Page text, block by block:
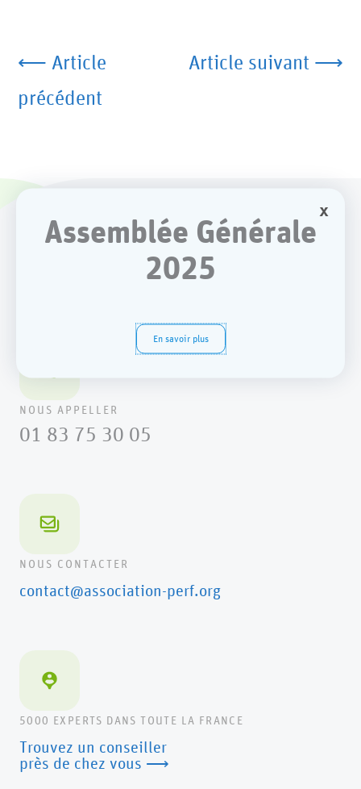
Article
précédent
Article suivant
Rester en contact
NOUS APPELLER
01 83 75 30 05
NOUS CONTACTER
contact@association-perf.org
5000 EXPERTS DANS TOUTE LA FRANCE
Trouvez un conseiller
près de chez vous ⟶
Assemblée Générale
2025
En savoir plus
x